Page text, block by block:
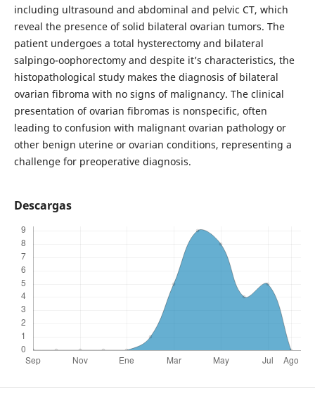
including ultrasound and abdominal and pelvic CT, which
reveal the presence of solid bilateral ovarian tumors. The
patient undergoes a total hysterectomy and bilateral
salpingo-oophorectomy and despite it’s characteristics, the
histopathological study makes the diagnosis of bilateral
ovarian fibroma with no signs of malignancy. The clinical
presentation of ovarian fibromas is nonspecific, often
leading to confusion with malignant ovarian pathology or
other benign uterine or ovarian conditions, representing a
challenge for preoperative diagnosis.
Descargas